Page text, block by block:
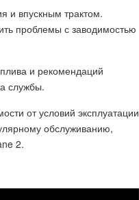
и впускным трактом.
проблемы с заводимостью
и рекомендаций
службы.
от условий эксплуатации
обслуживанию,
2.